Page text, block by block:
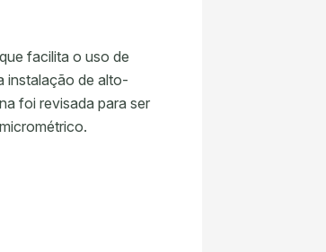
facilita o uso de
instalação de alto-
foi revisada para ser